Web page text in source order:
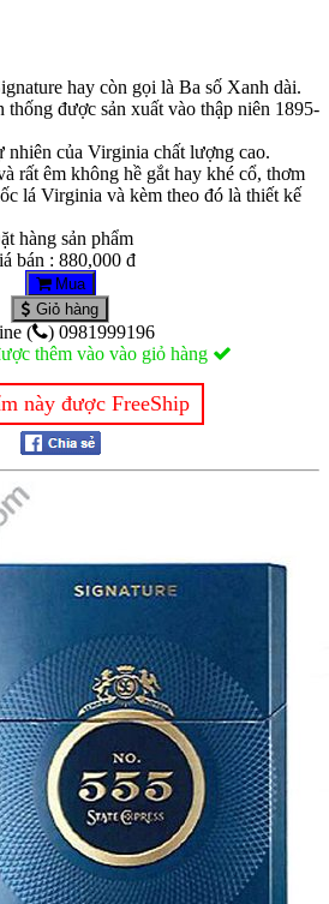
hay còn gọi là Ba số Xanh dài.
được sản xuất vào thập niên 1895-
của Virginia chất lượng cao.
rất êm không hề gắt hay khé cổ, thơm
lá Virginia và kèm theo đó là thiết kế
hàng sản phẩm
bán : 880,000 đ
Mua
Giỏ hàng
(
) 0981999196
thêm vào vào giỏ hàng
này được FreeShip